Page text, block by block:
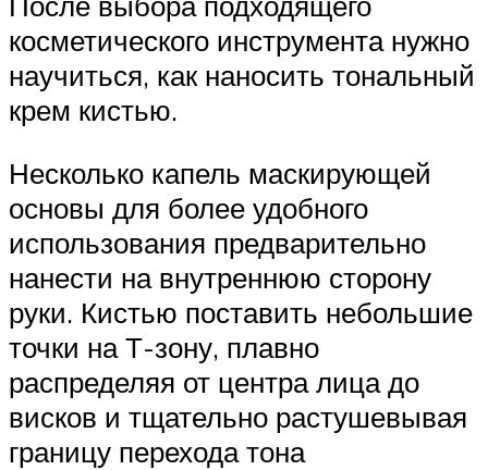
косметического инструмента нужно
научиться, как наносить тональный
крем кистью.
Несколько капель маскирующей
основы для более удобного
использования предварительно
нанести на внутреннюю сторону
руки. Кистью поставить небольшие
точки на Т-зону, плавно
распределяя от центра лица до
висков и тщательно растушевывая
границу перехода тона